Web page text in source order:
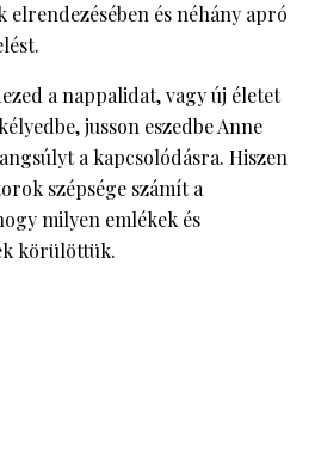
és néhány apró
a nappalidat, vagy új életet
jusson eszedbe Anne
a kapcsolódásra. Hiszen
szépsége számít a
milyen emlékek és
körülöttük.